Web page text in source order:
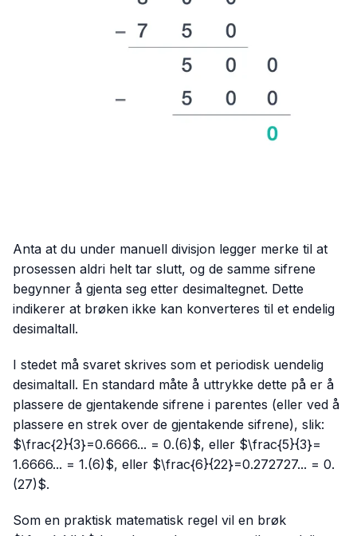
Anta at du under manuell divisjon legger merke til at
prosessen aldri helt tar slutt, og de samme sifrene
begynner å gjenta seg etter desimaltegnet. Dette
indikerer at brøken ikke kan konverteres til et endelig
desimaltall.
I stedet må svaret skrives som et periodisk uendelig
desimaltall. En standard måte å uttrykke dette på er å
plassere de gjentakende sifrene i parentes (eller ved å
plassere en strek over de gjentakende sifrene), slik:
$\frac{2}{3}=0.6666... = 0.(6)$, eller $\frac{5}{3}=
1.6666... = 1.(6)$, eller $\frac{6}{22}=0.272727... = 0.
(27)$.
Som en praktisk matematisk regel vil en brøk